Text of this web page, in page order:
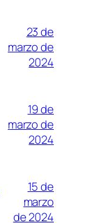
23 de
marzo de
2024
19 de
marzo de
2024
15 de
marzo
de 2024